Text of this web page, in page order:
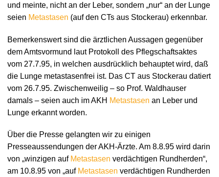
und meinte, nicht an der Leber, sondern „nur“ an der Lunge
seien Metastasen (auf den CTs aus Stockerau) erkennbar.
Bemerkenswert sind die ärztlichen Aussagen gegenüber
dem Amtsvormund laut Protokoll des Pflegschaftsaktes
vom 27.7.95, in welchen ausdrücklich behauptet wird, daß
die Lunge metastasenfrei ist. Das CT aus Stockerau datiert
vom 26.7.95. Zwischenweilig – so Prof. Waldhauser
damals – seien auch im AKH Metastasen an Leber und
Lunge erkannt worden.
Über die Presse gelangten wir zu einigen
Presseaussendungen der AKH-Ärzte. Am 8.8.95 wird darin
von „winzigen auf Metastasen verdächtigen Rundherden“,
am 10.8.95 von „auf Metastasen verdächtigen Rundherden